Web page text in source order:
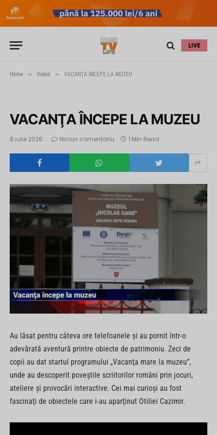
LIVE
Home » Video » VACANŢA ÎNCEPE LA MUZEU
VACANŢA ÎNCEPE LA MUZEU
8 iulie 2026 Niciun comentariu 1 Min Read
Au lăsat pentru câteva ore telefoanele şi au pornit într-o
adevărată aventură printre obiecte de patrimoniu. Zeci de
copii au dat startul programului „Vacanţa mare la muzeu”,
unde au descoperit poveştile scriitorilor români prin jocuri,
ateliere şi provocări interactive. Cei mai curioşi au fost
fascinaţi de obiectele care i-au aparţinut Otiliei Cazimir.